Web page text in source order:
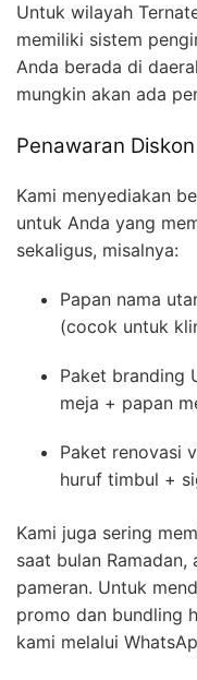
Untuk wilayah
memiliki sistem
Anda berada di
mungkin akan ada
Penawaran
Kami menyediakan
untuk Anda yang
sekaligus, misalnya:
Papan nama
(cocok untuk
Paket branding
meja + papan
Paket renovasi
huruf timbul +
Kami juga sering
saat bulan
pameran. Untuk
promo dan bundling
kami melalui